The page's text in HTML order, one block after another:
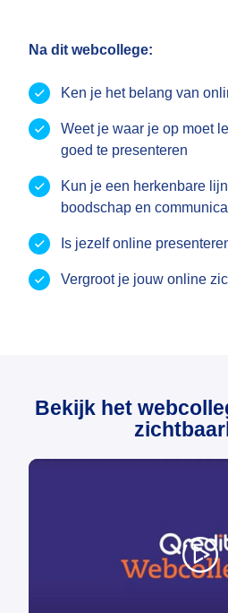
Na dit webcollege:
Ken je het belang van
Weet je waar je op moet
goed te presenteren
Kun je een herkenbare
boodschap en
Is jezelf online
Vergroot je jouw online
Bekijk het